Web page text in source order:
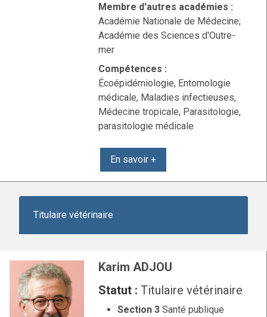
Membre d'autres académies :
Académie Nationale de Médecine;
Académie des Sciences d'Outre-
mer
Compétences :
Écoépidémiologie, Entomologie
médicale, Maladies infectieuses,
Médecine tropicale, Parasitologie,
parasitologie médicale
En savoir +
Titulaire vétérinaire
Karim ADJOU
Statut : Titulaire vétérinaire
Section 3Santé publique